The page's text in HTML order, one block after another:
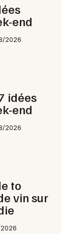
end
2026
idées
end
2026
to
vin sur